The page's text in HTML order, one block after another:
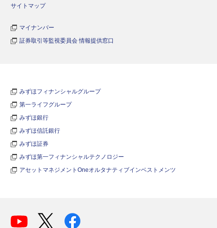
サイトマップ
マイナンバー
証券取引等監視委員会 情報提供窓口
みずほフィナンシャルグループ
第一ライフグループ
みずほ銀行
みずほ信託銀行
みずほ証券
みずほ第一フィナンシャルテクノロジー
アセットマネジメントOneオルタナティブインベストメンツ